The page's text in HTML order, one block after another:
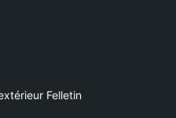
Felletin